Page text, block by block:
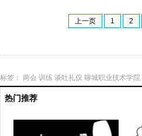
上一页 1 2
标签： 两会 训练 谈吐礼仪 聊城职业技术学院
热门推荐